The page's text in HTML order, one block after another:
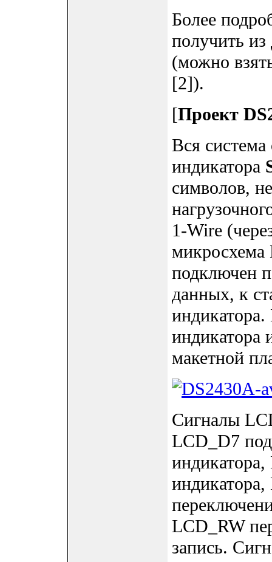
Более
получить
(можно
[2]).
[Проект
Вся
индикатора
символов,
1-Wire
микросхема
подключен
данных, к
индикатора
макетной
Сигналы
LCD_D7
LCD_RW
запись.